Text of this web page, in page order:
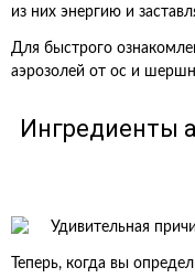
из них энергию и
Для быстрого
аэрозолей от ос и
Ингредиенты
Теперь, когда вы